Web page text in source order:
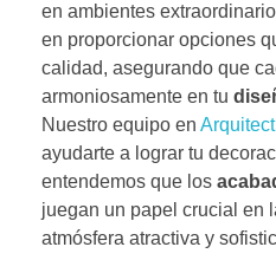
en ambientes
en proporcionar opciones
calidad, asegurando que
armoniosamente en tu
Nuestro equipo en
ayudarte a lograr tu
entendemos que los
juegan un papel crucial en
atmósfera atractiva y